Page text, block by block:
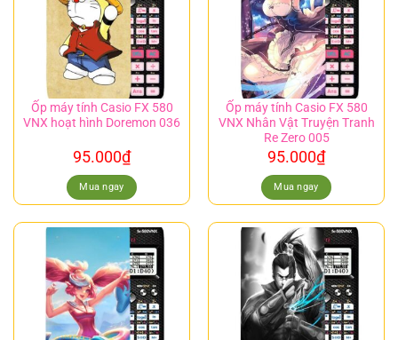
Ốp máy tính Casio FX 580
VNX hoạt hình Doremon 036
95.000₫
Mua ngay
Ốp máy tính Casio FX 580
VNX Nhân Vật Truyện Tranh
Re Zero 005
95.000₫
Mua ngay